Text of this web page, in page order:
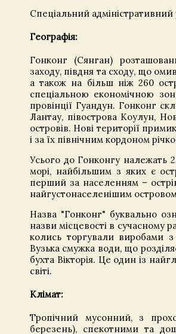
Спеціальний
Географія:
Гонконг (Сянган)
заходу, півдня та сходу, що
а також на більш ніж 260
спеціальною економічною
провінції Гуандун. Гонконг
Лантау, півострова Коулун,
островів. Нові території
і за їх північним кордоном
Усього до Гонконгу належать
морі, найбільшим з яких є
перший за населенням –
найгустонаселенішим островом
Назва "Гонконг" буквально
назви місцевості в сучасному
колись торгували виробами
Вузька смужка води, що
бухта Вікторія. Це один із
світі.
Клімат:
Тропічний мусонний, з
березень), спекотними та